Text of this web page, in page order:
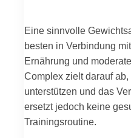
Eine sinnvolle
besten in Verbindung
Ernährung und
Complex zielt darauf
unterstützen und das
ersetzt jedoch keine
Trainingsroutine.